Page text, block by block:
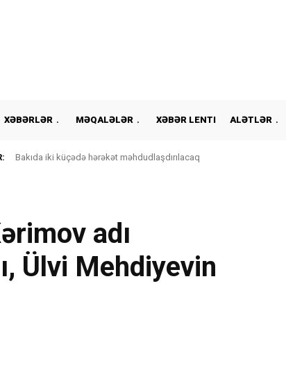
XƏBƏRLƏR MƏQALƏLƏR XƏBƏR LENTI ALƏTLƏR
Bakıda iki küçədə hərəkət məhdudlaşdırılacaq
adı
Ülvi Mehdiyevin